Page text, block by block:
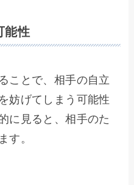
能性
ことで、相手の自立
妨げてしまう可能性
に見ると、相手のた
す。